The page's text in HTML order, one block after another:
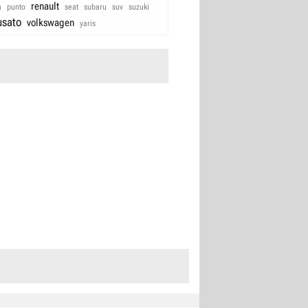
punto renault seat subaru suv suzuki
volkswagen yaris